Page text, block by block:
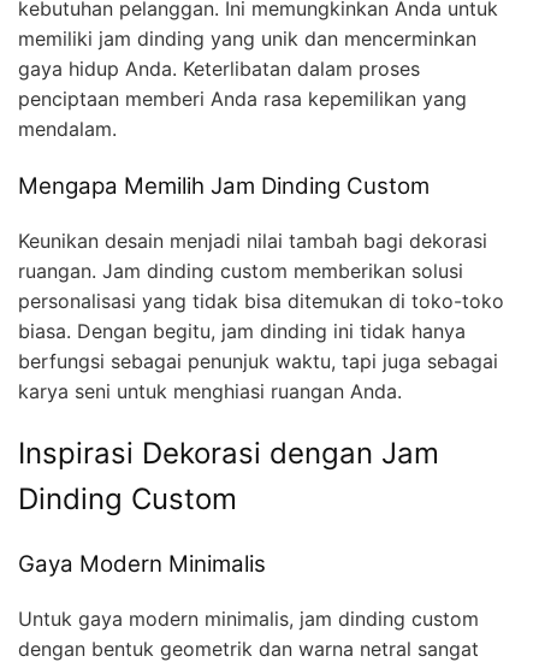
kebutuhan pelanggan. Ini memungkinkan Anda untuk
memiliki jam dinding yang unik dan mencerminkan
gaya hidup Anda. Keterlibatan dalam proses
penciptaan memberi Anda rasa kepemilikan yang
mendalam.
Mengapa Memilih Jam Dinding Custom
Keunikan desain menjadi nilai tambah bagi dekorasi
ruangan. Jam dinding custom memberikan solusi
personalisasi yang tidak bisa ditemukan di toko-toko
biasa. Dengan begitu, jam dinding ini tidak hanya
berfungsi sebagai penunjuk waktu, tapi juga sebagai
karya seni untuk menghiasi ruangan Anda.
Inspirasi Dekorasi dengan Jam
Dinding Custom
Gaya Modern Minimalis
Untuk gaya modern minimalis, jam dinding custom
dengan bentuk geometrik dan warna netral sangat